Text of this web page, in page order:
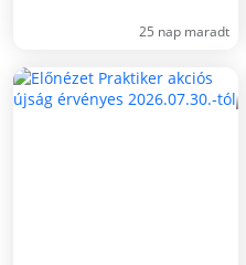
25 nap maradt